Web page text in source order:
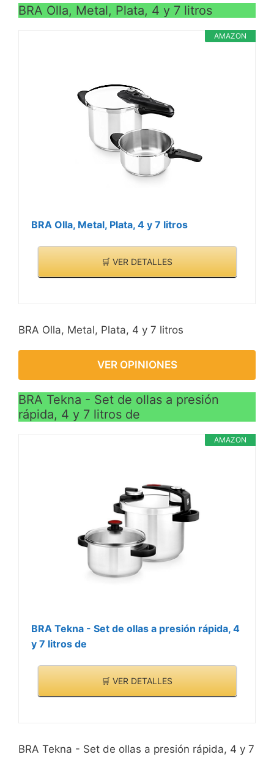
BRA Olla, Metal, Plata, 4 y 7 litros
AMAZON
BRA Olla, Metal, Plata, 4 y 7 litros
🛒 VER DETALLES
BRA Olla, Metal, Plata, 4 y 7 litros
VER OPINIONES
BRA Tekna - Set de ollas a presión
rápida, 4 y 7 litros de
AMAZON
BRA Tekna - Set de ollas a presión rápida, 4
y 7 litros de
🛒 VER DETALLES
BRA Tekna - Set de ollas a presión rápida, 4 y 7